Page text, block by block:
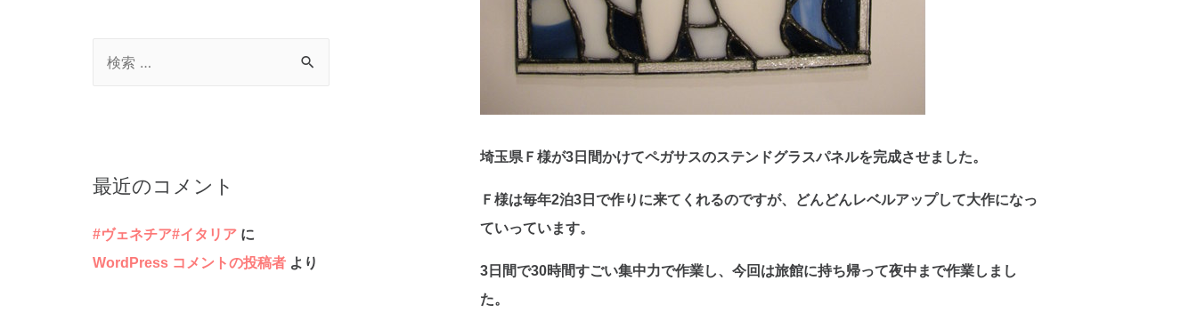
最近のコメント
#ヴェネチア#イタリア に
WordPress コメントの投稿者 より
埼玉県Ｆ様が3日間かけてペガサスのステンドグラスパネルを完成させました。
Ｆ様は毎年2泊3日で作りに来てくれるのですが、どんどんレベルアップして大作になっ
ていっています。
3日間で30時間すごい集中力で作業し、今回は旅館に持ち帰って夜中まで作業しまし
た。